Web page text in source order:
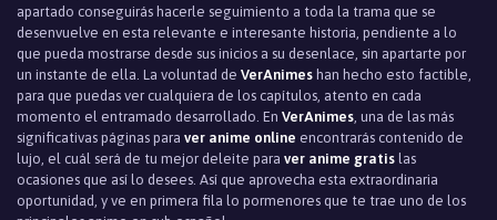
apartado conseguirás hacerle seguimiento a toda la trama que se
desenvuelve en esta relevante e interesante historia, pendiente a lo
que pueda mostrarse desde sus inicios a su desenlace, sin apartarte por
un instante de ella. La voluntad de VerAnimes han hecho esto factible,
para que puedas ver cualquiera de los capítulos, atento en cada
momento el entramado desarrollado. En VerAnimes , una de las más
significativas páginas para ver anime online encontrarás contenido de
lujo, el cuál será de tu mejor deleite para ver anime gratis las
ocasiones que así lo desees. Así que aprovecha esta extraordinaria
oportunidad, y ve en primera fila lo pormenores que te trae uno de los